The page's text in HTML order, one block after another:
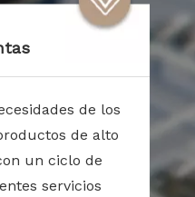
de los
de alto
un ciclo de
servicios